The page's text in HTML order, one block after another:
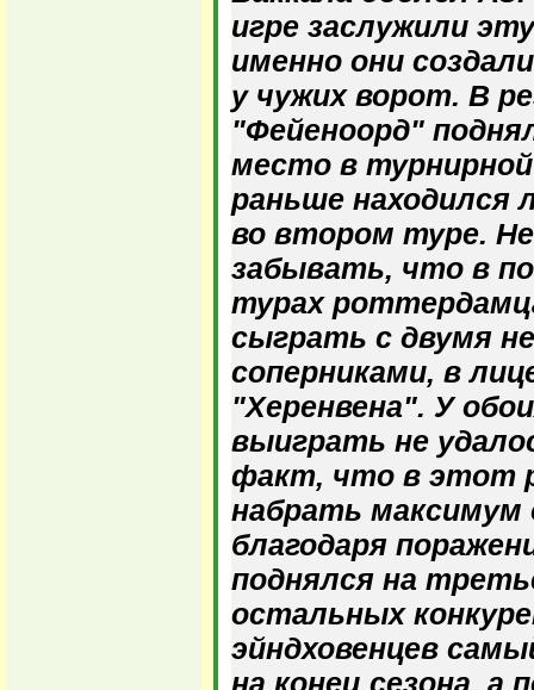
игре заслужили
именно они
у чужих ворот. В
"Фейеноорд"
место в
раньше находился
во втором туре.
забывать, что в
турах
сыграть с двумя
соперниками, в
"Херенвена". У
выиграть не
факт, что в этот
набрать максимум
благодаря
поднялся на
остальных
эйндховенцев
на конец сезона, а